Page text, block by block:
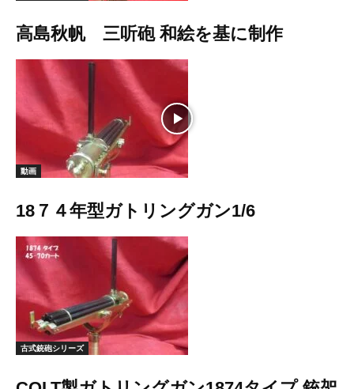
高島秋帆 三听砲 和絵を基に制作
動画
18７４年型ガトリングガン1/6
古式銃砲シリーズ